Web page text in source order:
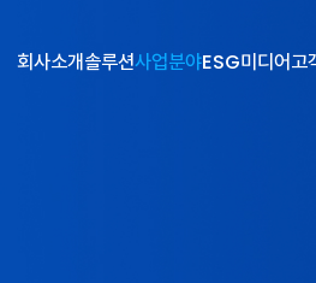
회사소개솔루션사업분야ESG미디어고